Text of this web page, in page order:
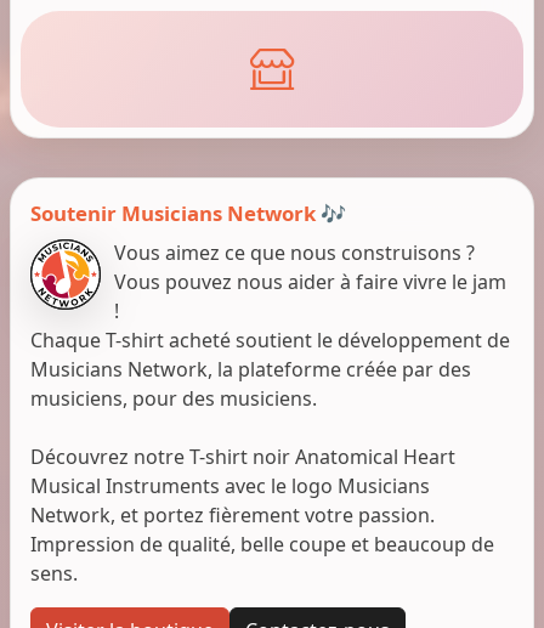
Soutenir Musicians Network 🎶
Vous aimez ce que nous construisons ?
Vous pouvez nous aider à faire vivre le jam
!
Chaque T-shirt acheté soutient le développement de
Musicians Network, la plateforme créée par des
musiciens, pour des musiciens.
Découvrez notre T-shirt noir Anatomical Heart
Musical Instruments avec le logo Musicians
Network, et portez fièrement votre passion.
Impression de qualité, belle coupe et beaucoup de
sens.